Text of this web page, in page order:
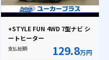
+STYLE FUN 4WD 7型ナビ シ
ートヒーター
支払総額 129.8万円